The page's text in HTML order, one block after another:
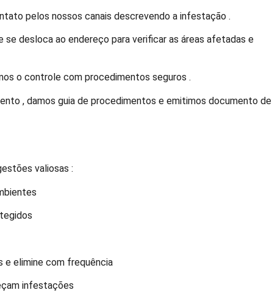
pelos nossos canais descrevendo a infestação .
se desloca ao endereço para verificar as áreas afetadas e
o controle com procedimentos seguros .
, damos guia de procedimentos e emitimos documento de
valiosas :
e elimine com frequência
infestações